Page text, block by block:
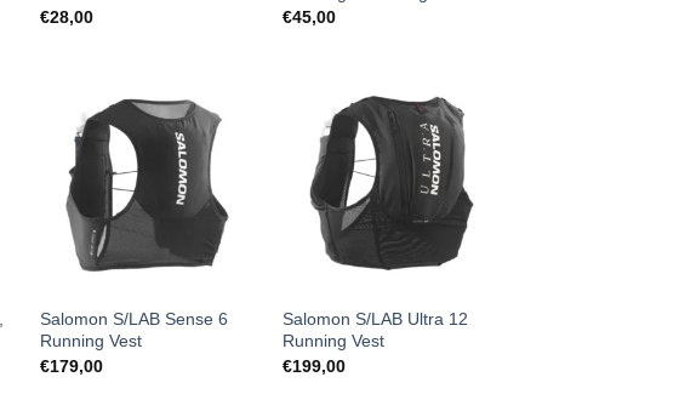
€28,00
€45,00
Salomon S/LAB Sense 6
Running Vest
€179,00
Salomon S/LAB Ultra 12
Running Vest
€199,00